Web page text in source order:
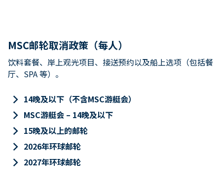
MSC邮轮取消政策（每人）
饮料套餐、岸上观光项目、接送预约以及船上选项（包括餐
厅、SPA 等）。
keyboard_arrow_right 14晚及以下（不含MSC游艇会）
keyboard_arrow_right MSC游艇会 – 14晚及以下
keyboard_arrow_right 15晚及以上的邮轮
keyboard_arrow_right 2026年环球邮轮
keyboard_arrow_right 2027年环球邮轮